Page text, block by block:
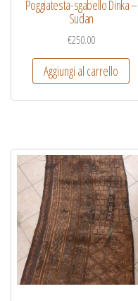
Poggiatesta-sgabello Dinka –
Sudan
€250.00
Aggiungi al carrello